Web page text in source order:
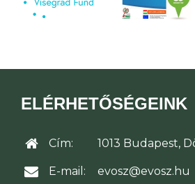
ELÉRHETŐSÉGEINK
Cím: 1013 Budapest,
E-mail: evosz@evosz.hu